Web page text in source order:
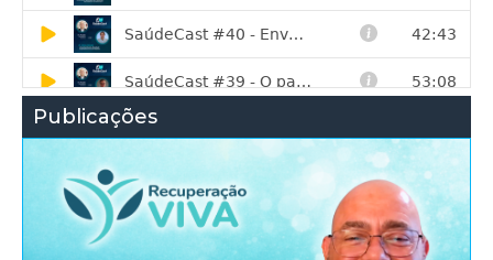
Publicações